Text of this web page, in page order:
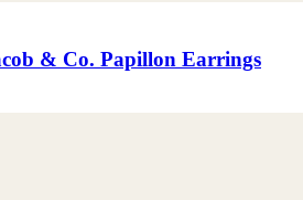
& Co. Papillon Earrings